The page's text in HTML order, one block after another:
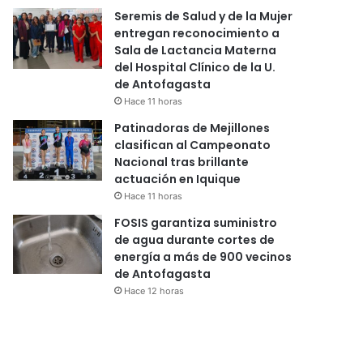
Seremis de Salud y de la Mujer
entregan reconocimiento a
Sala de Lactancia Materna
del Hospital Clínico de la U.
de Antofagasta
Hace 11 horas
Patinadoras de Mejillones
clasifican al Campeonato
Nacional tras brillante
actuación en Iquique
Hace 11 horas
FOSIS garantiza suministro
de agua durante cortes de
energía a más de 900 vecinos
de Antofagasta
Hace 12 horas